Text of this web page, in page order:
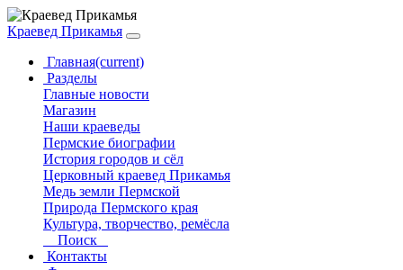
Краевед Прикамья
Главная(current)
Разделы
Главные новости
Магазин
Наши краеведы
Пермские биографии
История городов и сёл
Церковный краевед Прикамья
Медь земли Пермской
Природа Пермского края
Культура, творчество, ремёсла
Поиск
Контакты